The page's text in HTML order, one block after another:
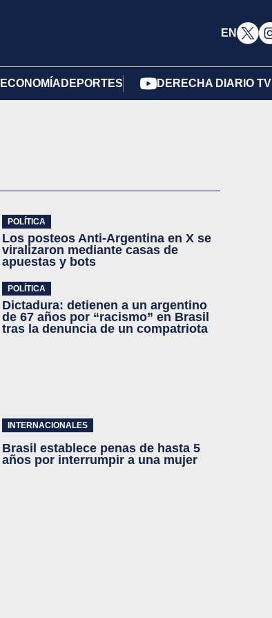
EN
ECONOMÍA DEPORTES DERECHA DIARIO TV
POLÍTICA
Los posteos Anti-Argentina en X se
viralizaron mediante casas de
apuestas y bots
POLÍTICA
Dictadura: detienen a un argentino
de 67 años por “racismo” en Brasil
tras la denuncia de un compatriota
INTERNACIONALES
Brasil establece penas de hasta 5
años por interrumpir a una mujer